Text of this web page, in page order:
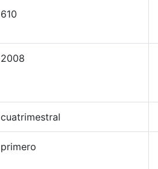
610
2008
cuatrimestral
primero